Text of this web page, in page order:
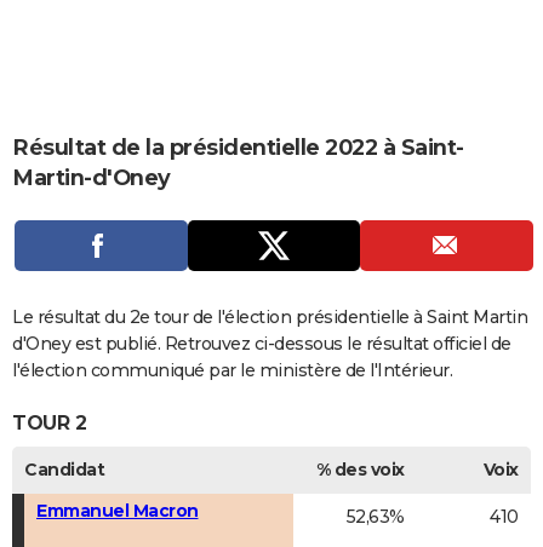
Carte de Noël
Carte Bonne année
Carte Saint-Valentin
Carte Pâques
Carte d'anniversaire
DICTIONNAIRE
PROGRAMME TV
COPAINS D'AVANT
S'inscrire
Se connecter
Lycées
Collèges
Primaires
Universités
Entreprises
Service militaire
Avis de recherche
AVIS DE DÉCÈS
FORUM
Bricolage
Lifestyle
Culture
Sport
Auto
Television
Voyage
Cinema
Résultat de la présidentielle 2022 à Saint-
Martin-d'Oney
Le résultat du 2e tour de l'élection présidentielle à Saint Martin
d'Oney est publié. Retrouvez ci-dessous le résultat officiel de
l'élection communiqué par le ministère de l'Intérieur.
TOUR 2
Candidat % des voix
Voix
Emmanuel Macron
52,63% 410